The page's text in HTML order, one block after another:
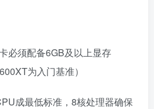
必须配备6GB及以上显存
为入门基准）
成最低标准，8核处理器确保